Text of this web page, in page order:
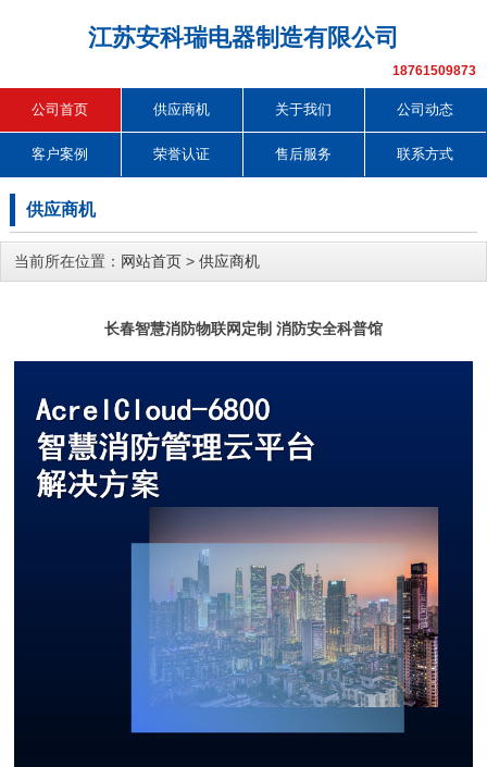
江苏安科瑞电器制造有限公司
18761509873
公司首页 供应商机 关于我们 公司动态
客户案例 荣誉认证 售后服务 联系方式
供应商机
当前所在位置： 网站首页 > 供应商机
长春智慧消防物联网定制 消防安全科普馆